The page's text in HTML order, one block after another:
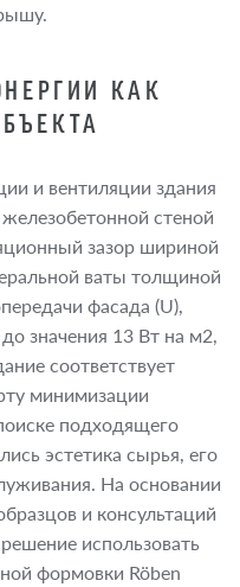
КАК
и вентиляции здания
стеной
зазор шириной
ваты толщиной
фасада (U),
значения 13 Вт на м2,
соответствует
минимизации
подходящего
эстетика сырья, его
На основании
и консультаций
использовать
формовки Röben